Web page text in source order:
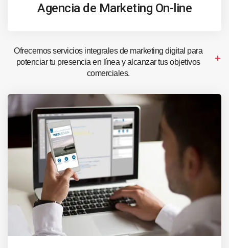
Agencia de Marketing On-line
Ofrecemos servicios integrales de marketing digital para
potenciar tu presencia en línea y alcanzar tus objetivos
comerciales.